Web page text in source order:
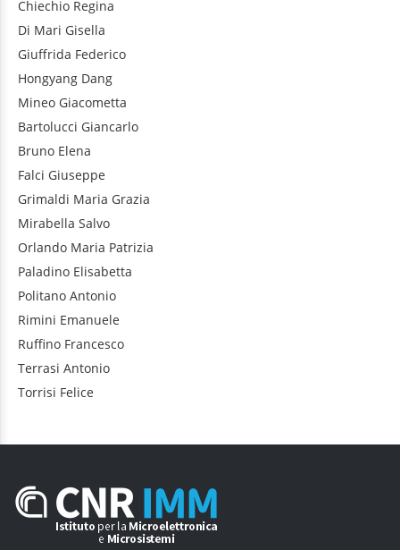
Chiechio Regina
Di Mari Gisella
Giuffrida Federico
Hongyang Dang
Mineo Giacometta
Bartolucci Giancarlo
Bruno Elena
Falci Giuseppe
Grimaldi Maria Grazia
Mirabella Salvo
Orlando Maria Patrizia
Paladino Elisabetta
Politano Antonio
Rimini Emanuele
Ruffino Francesco
Terrasi Antonio
Torrisi Felice